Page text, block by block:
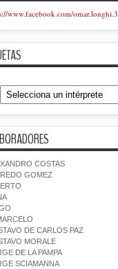
www.facebook.com/omar.longhi.3
COSTAS
GOMEZ
DE CARLOS PAZ
MORALE
DE LA PAMPA
SCIAMANNA